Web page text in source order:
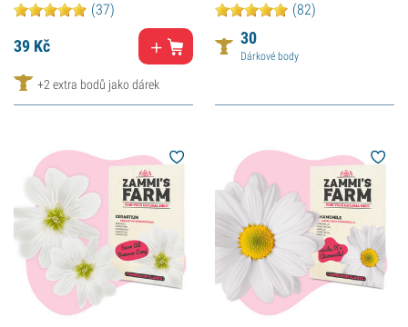
(37)
39 Kč
+2 extra bodů jako dárek
(82)
30
Dárkové body